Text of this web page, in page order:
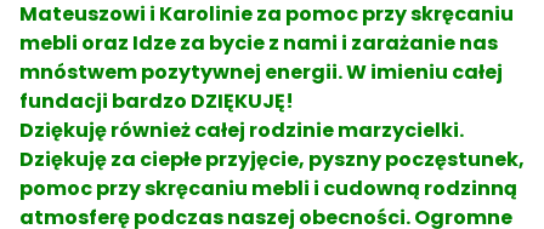
Mateuszowi i Karolinie za pomoc przy skręcaniu
mebli oraz Idze za bycie z nami i zarażanie nas
mnóstwem pozytywnej energii. W imieniu całej
fundacji bardzo DZIĘKUJĘ!
Dziękuję również całej rodzinie marzycielki.
Dziękuję za ciepłe przyjęcie, pyszny poczęstunek,
pomoc przy skręcaniu mebli i cudowną rodzinną
atmosferę podczas naszej obecności. Ogromne